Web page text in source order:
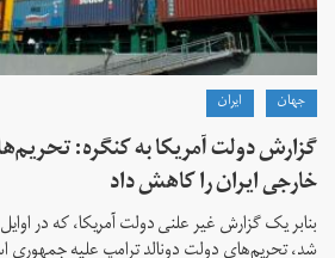
جهان ايران
خارجی ایران را کاهش داد
بنابر یک گزارش غیر علنی دولت آمریکا، که در اوایل